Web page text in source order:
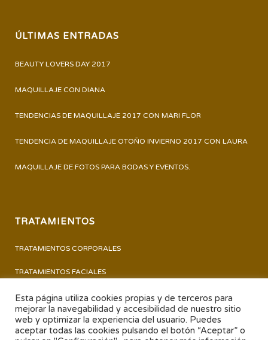
ÚLTIMAS ENTRADAS
BEAUTY LOVERS DAY 2017
MAQUILLAJE CON DIANA
TENDENCIAS DE MAQUILLAJE 2017 CON MARI FLOR
TENDENCIA DE MAQUILLAJE OTOÑO INVIERNO 2017 CON LAURA
MAQUILLAJE DE FOTOS PARA BODAS Y EVENTOS.
TRATAMIENTOS
TRATAMIENTOS CORPORALES
TRATAMIENTOS FACIALES
PERMANENTE Y TINTE DE PESTAÑAS
PEDICURA – MANICURA
Esta página utiliza cookies propias y de terceros para
mejorar la navegabilidad y accesibilidad de nuestro sitio
web y optimizar la experiencia del usuario. Puedes
aceptar todas las cookies pulsando el botón “Aceptar” o